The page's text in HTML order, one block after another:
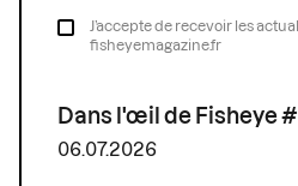
J’accepte de recevoir les
fisheyemagazine.fr
Dans l'œil de Fisheye
06.07.2026